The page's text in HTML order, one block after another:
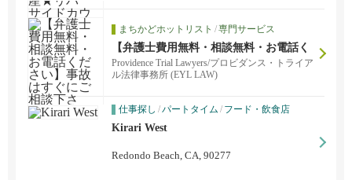
まちかどホットリスト /専門サービス
【弁護士費用無料・相談無料・お電話く
ださい】事故はすぐにご相談下さい！
Providence Trial Lawyers/プロビダンス・トライア
ル法律事務所 (EYL LAW)
仕事探し /パートタイム / フード・飲食店
Kirari West
Redondo Beach, CA, 90277